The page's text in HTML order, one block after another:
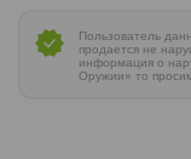
Пользователь
продается не
информация о
Оружии» то